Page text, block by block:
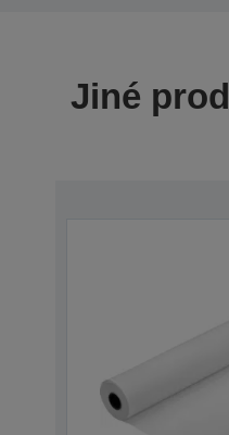
Jiné